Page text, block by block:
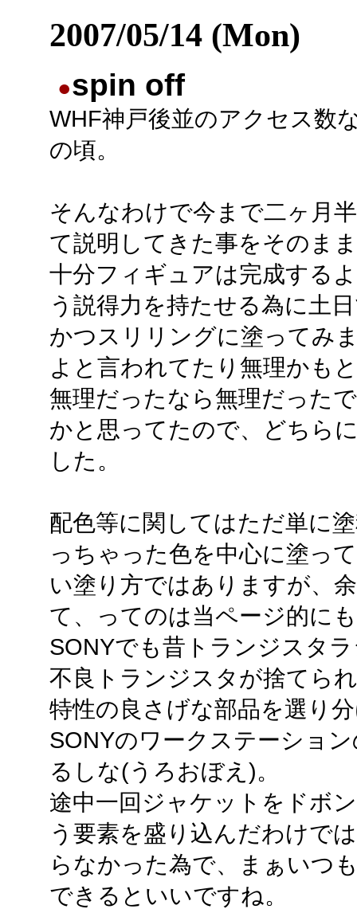
2007/05/14 (Mon)
●spin off
WHF神戸後並のアクセス数
の頃。
そんなわけで今まで二ヶ月
て説明してきた事をそのま
十分フィギュアは完成する
う説得力を持たせる為に土
かつスリリングに塗ってみ
よと言われてたり無理かも
無理だったなら無理だった
かと思ってたので、どちら
した。
配色等に関してはただ単に
っちゃった色を中心に塗っ
い塗り方ではありますが、
て、ってのは当ページ的に
SONYでも昔トランジスタ
不良トランジスタが捨てら
特性の良さげな部品を選り
SONYのワークステーショ
るしな(うろおぼえ)。
途中一回ジャケットをドボ
う要素を盛り込んだわけで
らなかった為で、まぁいつ
できるといいですね。